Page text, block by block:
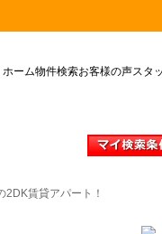
ホーム物件検索お客様の声スタ
2DK賃貸アパート！